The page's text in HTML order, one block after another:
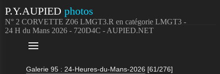
P.Y.AUPIED photos
N° 2 CORVETTE Z06 LMGT3.R en catégorie LMGT3 -
24 H du Mans 2026 - 720D4C - AUPIED.NET

Galerie 95 : 24-Heures-du-Mans-2026 [61/276]